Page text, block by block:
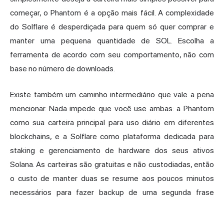
começar, o Phantom é a opção mais fácil. A complexidade
do Solflare é desperdiçada para quem só quer comprar e
manter uma pequena quantidade de SOL. Escolha a
ferramenta de acordo com seu comportamento, não com
base no número de downloads.
Existe também um caminho intermediário que vale a pena
mencionar. Nada impede que você use ambas: a Phantom
como sua carteira principal para uso diário em diferentes
blockchains, e a Solflare como plataforma dedicada para
staking e gerenciamento de hardware dos seus ativos
Solana. As carteiras são gratuitas e não custodiadas, então
o custo de manter duas se resume aos poucos minutos
necessários para fazer backup de uma segunda frase